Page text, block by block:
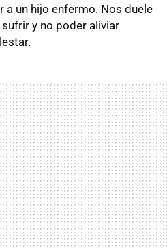
a un hijo enfermo. Nos duele
y no poder aliviar